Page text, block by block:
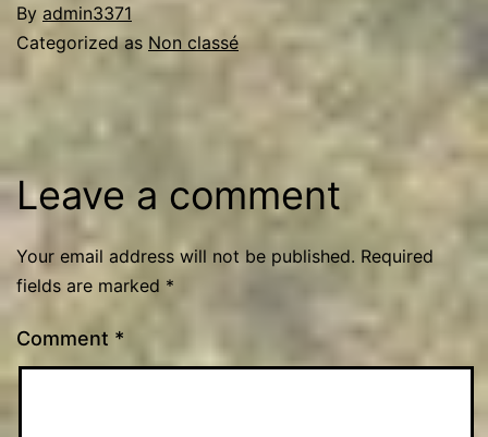
By admin3371
Categorized as Non classé
Leave a comment
Your email address will not be published. Required
fields are marked *
Comment *